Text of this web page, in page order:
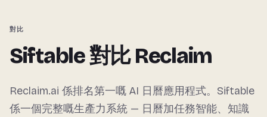
對比
Siftable 對比 Reclaim
Reclaim.ai 係排名第一嘅 AI 日曆應用程式。Siftable
係一個完整嘅生產力系統 — 日曆加任務智能、知識